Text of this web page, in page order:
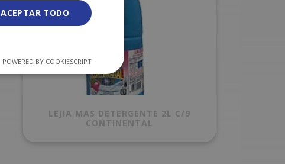
LEJIA MAS DETERGENTE 2L C/9
CONTINENTAL
ACEPTAR TODO
POWERED BY COOKIESCRIPT